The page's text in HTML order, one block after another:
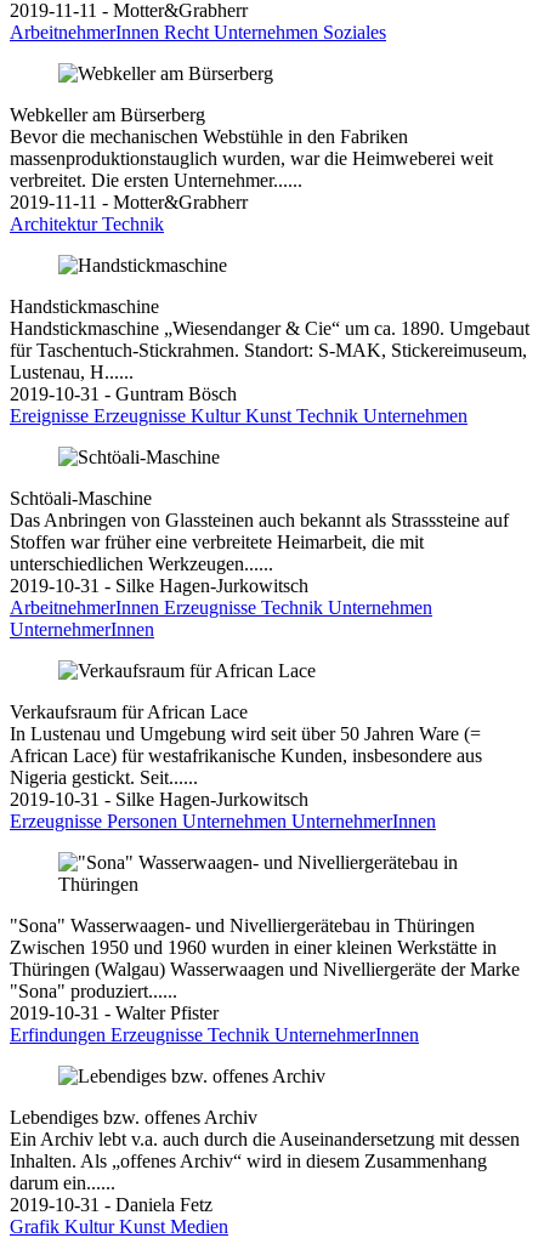
2019-11-11 - Motter&Grabherr
ArbeitnehmerInnen Recht Unternehmen Soziales
Webkeller am Bürserberg
Bevor die mechanischen Webstühle in den Fabriken
massenproduktionstauglich wurden, war die Heimweberei weit
verbreitet. Die ersten Unternehmer......
2019-11-11 - Motter&Grabherr
ArchitekturTechnik
Handstickmaschine
Handstickmaschine „Wiesendanger & Cie“ um ca. 1890. Umgebaut
für Taschentuch-Stickrahmen. Standort: S-MAK, Stickereimuseum,
Lustenau, H......
2019-10-31 - Guntram Bösch
Ereignisse Erzeugnisse KulturKunst Technik Unternehmen
Schtöali-Maschine
Das Anbringen von Glassteinen auch bekannt als Strasssteine auf
Stoffen war früher eine verbreitete Heimarbeit, die mit
unterschiedlichen Werkzeugen......
2019-10-31 - Silke Hagen-Jurkowitsch
ArbeitnehmerInnen Erzeugnisse Technik Unternehmen
UnternehmerInnen
Verkaufsraum für African Lace
In Lustenau und Umgebung wird seit über 50 Jahren Ware (=
African Lace) für westafrikanische Kunden, insbesondere aus
Nigeria gestickt. Seit......
2019-10-31 - Silke Hagen-Jurkowitsch
Erzeugnisse Personen Unternehmen UnternehmerInnen
"Sona" Wasserwaagen- und Nivelliergerätebau in Thüringen
Zwischen 1950 und 1960 wurden in einer kleinen Werkstätte in
Thüringen (Walgau) Wasserwaagen und Nivelliergeräte der Marke
"Sona" produziert......
2019-10-31 - Walter Pfister
Erfindungen Erzeugnisse Technik UnternehmerInnen
Lebendiges bzw. offenes Archiv
Ein Archiv lebt v.a. auch durch die Auseinandersetzung mit dessen
Inhalten. Als „offenes Archiv“ wird in diesem Zusammenhang
darum ein......
2019-10-31 - Daniela Fetz
Grafik KulturKunst Medien